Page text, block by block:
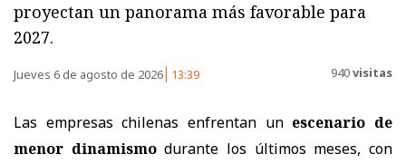
proyectan un panorama más favorable para
2027.
Jueves 6 de agosto de 2026 13:39 940visitas
Las empresas chilenas enfrentan un escenario de
menor dinamismodurante los últimos meses, con